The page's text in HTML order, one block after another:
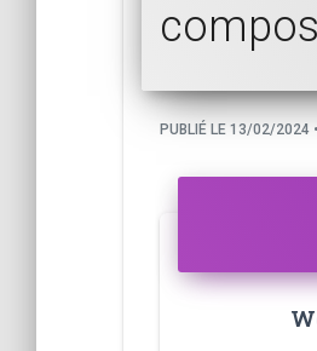
PUBLIÉ LE 13/02/2024